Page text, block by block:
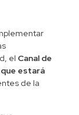
el Canal de
que estará
de la